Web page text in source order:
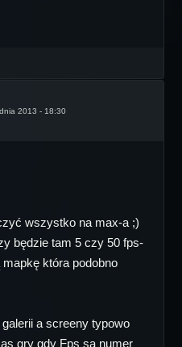
2013 - 18:30
wszystko na max-a ;)
będzie tam 5 czy 50 fps-
mapkę która podobno
a screeny typowo
gry gdy Fps są numer